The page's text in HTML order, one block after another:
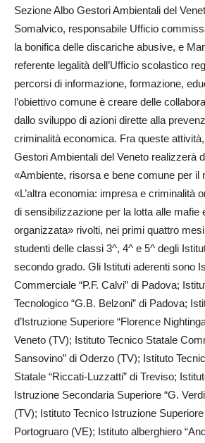
Sezione Albo Gestori Ambientali del
Somalvico, re­spon­sabile Ufficio
la bonifica delle discariche abusive, e
referente legalità dell’Ufficio scolastico
percorsi di informazione, formazione,
l’obiettivo comune è creare delle
dallo sviluppo di azioni dirette alla
criminalità economica. Fra queste
Gestori Ambientali del Veneto realizzerà
«Ambiente, risorsa e bene comune per il
«L’altra economia: impresa e criminalità
di sensibilizzazione per la lotta alle mafie
organizzata» rivolti, nei primi quattro
studenti delle classi 3^, 4^ e 5^ degli
secondo grado. Gli Istituti aderenti sono
Commerciale “P.F. Calvi” di Padova;
Tecnologico “G.B. Belzoni” di Padova;
d’Istruzione Supe­riore “Florence
Veneto (TV); Istituto Tecnico Statale
Sansovino” di Oderzo (TV); Istituto
Statale “Riccati-Luzzatti” di Treviso;
Istruzione Secondaria Superiore “G.
(TV); Istituto Tecnico Istruzione Superiore
Portogruaro (VE); Istituto alberghiero